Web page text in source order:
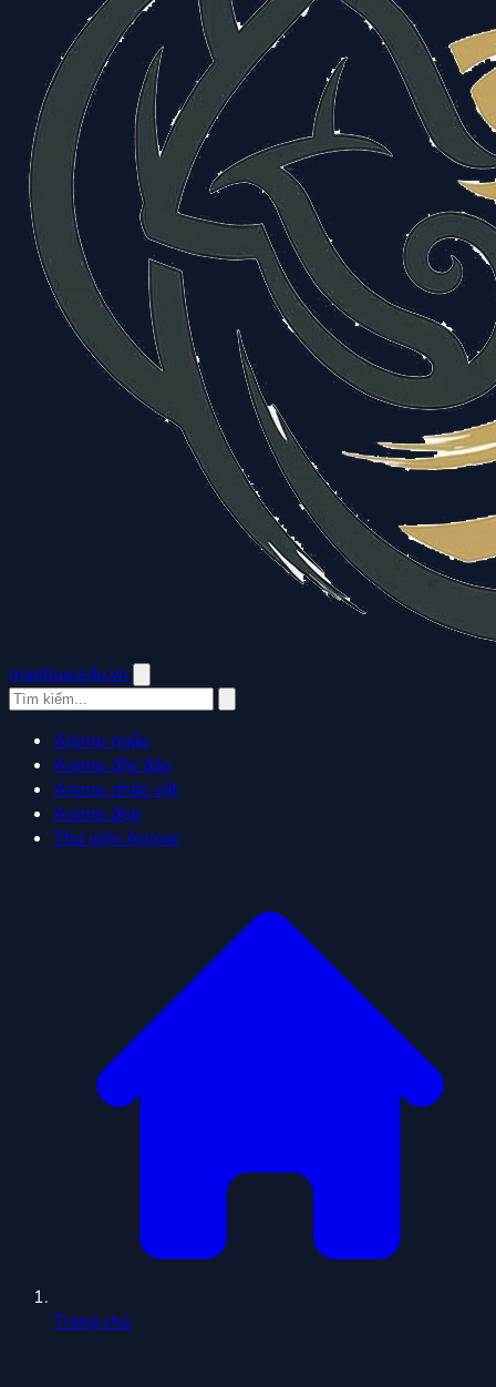
manhua.edu.vn
Anime ngầu
Anime độc đáo
Anime nhân vật
Anime đẹp
Thư viện Anime
Trang chủ